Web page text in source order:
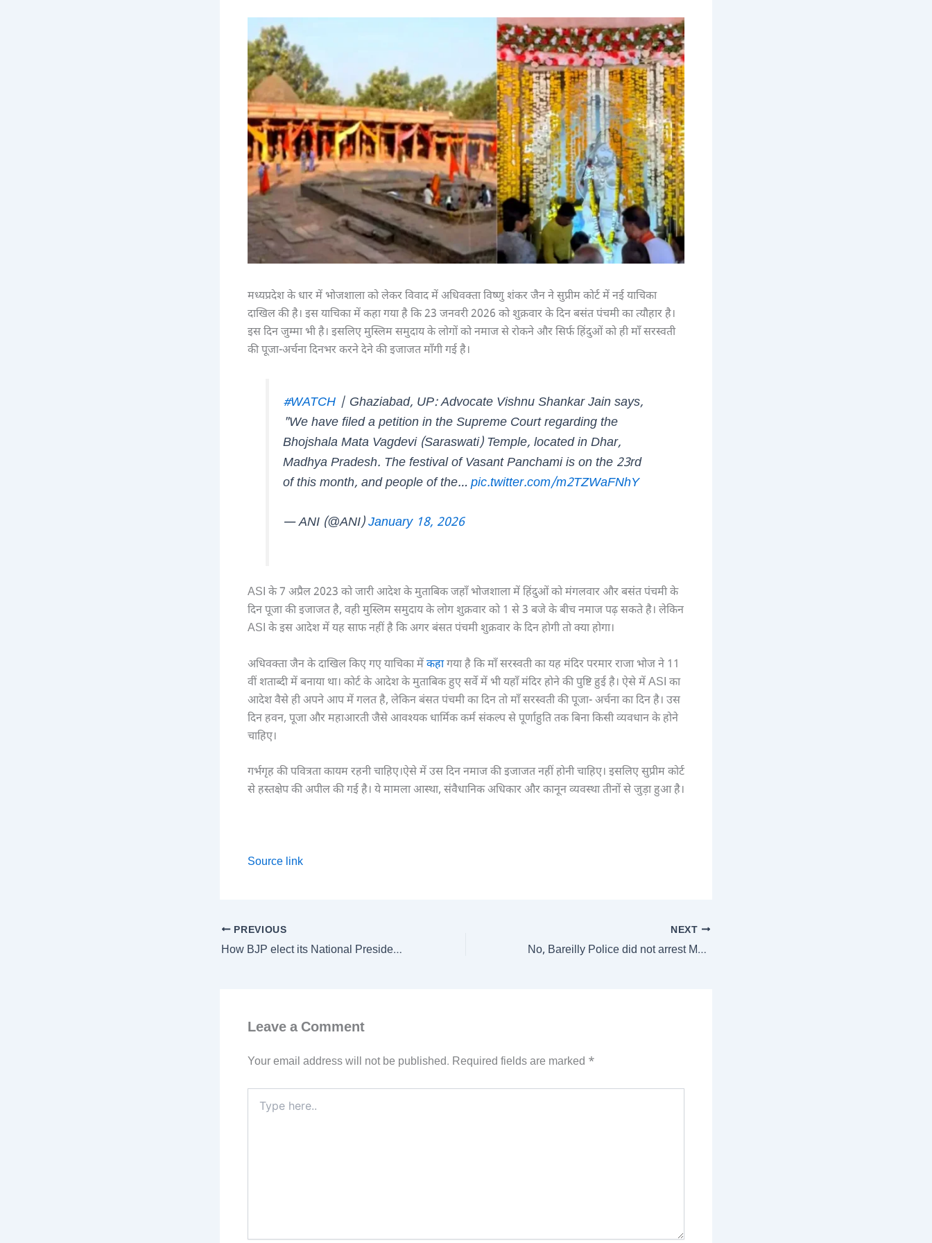
मध्यप्रदेश के धार में भोजशाला को लेकर विवाद में अधिवक्ता विष्णु शंकर जैन ने सुप्रीम कोर्ट में नई याचिका
दाखिल की है। इस याचिका में कहा गया है कि 23 जनवरी 2026 को शुक्रवार के दिन बसंत पंचमी का त्यौहार है।
इस दिन जुम्मा भी है। इसलिए मुस्लिम समुदाय के लोगों को नमाज से रोकने और सिर्फ हिंदुओं को ही माँ सरस्वती
की पूजा-अर्चना दिनभर करने देने की इजाजत माँगी गई है।
#WATCH | Ghaziabad, UP: Advocate Vishnu Shankar Jain says,
"We have filed a petition in the Supreme Court regarding the
Bhojshala Mata Vagdevi (Saraswati) Temple, located in Dhar,
Madhya Pradesh. The festival of Vasant Panchami is on the 23rd
of this month, and people of the…pic.twitter.com/m2TZWaFNhY
— ANI (@ANI)January 18, 2026
ASI के 7 अप्रैल 2023 को जारी आदेश के मुताबिक जहाँ भोजशाला में हिंदुओं को मंगलवार और बसंत पंचमी के
दिन पूजा की इजाजत है, वही मुस्लिम समुदाय के लोग शुक्रवार को 1 से 3 बजे के बीच नमाज पढ़ सकते है। लेकिन
ASI के इस आदेश में यह साफ नहीं है कि अगर बंसत पंचमी शुक्रवार के दिन होगी तो क्या होगा।
अधिवक्ता जैन के दाखिल किए गए याचिका मेंकहागया है कि माँ सरस्वती का यह मंदिर परमार राजा भोज ने 11
वीं शताब्दी में बनाया था। कोर्ट के आदेश के मुताबिक हुए सर्वे में भी यहाँ मंदिर होने की पुष्टि हुई है। ऐसे में ASI का
आदेश वैसे ही अपने आप में गलत है, लेकिन बंसत पंचमी का दिन तो माँ सरस्वती की पूजा- अर्चना का दिन है। उस
दिन हवन, पूजा और महाआरती जैसे आवश्यक धार्मिक कर्म संकल्प से पूर्णाहुति तक बिना किसी व्यवधान के होने
चाहिए।
गर्भगृह की पवित्रता कायम रहनी चाहिए।ऐसे में उस दिन नमाज की इजाजत नहीं होनी चाहिए। इसलिए सुप्रीम कोर्ट
से हस्तक्षेप की अपील की गई है। ये मामला आस्था, संवैधानिक अधिकार और कानून व्यवस्था तीनों से जुड़ा हुआ है।
Source link
PREVIOUS
How BJP elect its National President? Read about the election process, constitutional rules, the electoral college, and the past presidents
NEXT
No, Bareilly Police did not arrest Muslim men for offering Namaz in their own homes, as claimed by Islamists online. Here’s the truth
Leave a Comment
Your email address will not be published. Required fields are marked *
here..